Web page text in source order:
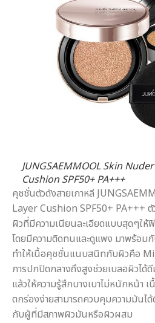
JUNGSAEMMOOL Skin
Cushion SPF50+ PA+++
คุชชั่นตัวดังสายเกาหลี
Layer Cushion SPF50+ PA+++ ตั
ผิวที่มีความเนียนละเอียดแบบสุดๆใ
โดยมีความติดทนและดูแพง มาพร้อม
ทำให้เนื้อคุชชั่นแนบสนิทกับผิวคือ
การปกปิดกลางถึงสูงช่วยเบลอผิวได้
แล้วให้ความรู้สึกบางเบาไม่หนักหน้า
ตกร่องง่ายสามารถควบคุมความมันไ
กับผู้ที่มีสภาพผิวมันหรือผิวผสม